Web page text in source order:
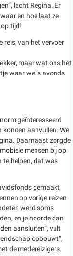
lacht Regina. Er
en hoe laat ze
tijd!
reis, van het vervoer
maar wat ons het
waar we ’s avonds
geïnteresseerd
konden aanvullen. We
Daarnaast zorgde
mensen bij op
te helpen, dat was
gemaakt
op vorige reizen
werd soms
en je hoorde dan
aansluiten”, vult
opbouwt”,
de medereizigers.